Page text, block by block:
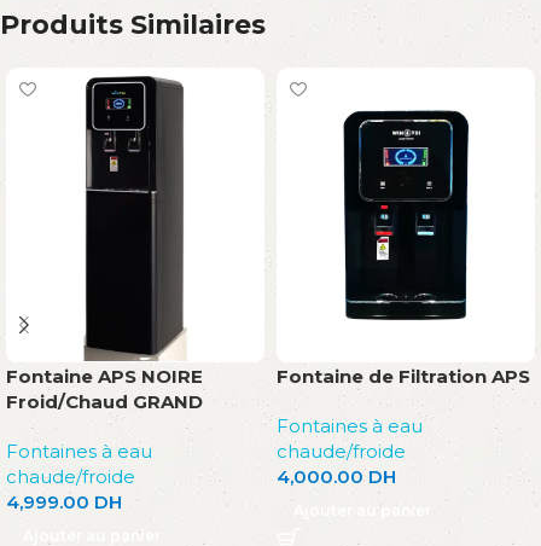
Produits Similaires
Fontaine APS NOIRE
Froid/Chaud GRAND
Fontaines à eau
chaude/froide
4,999.00 DH
Ajouter au panier
Fontaine de Filtration APS
Fontaines à eau
chaude/froide
4,000.00DH
Ajouter au panier